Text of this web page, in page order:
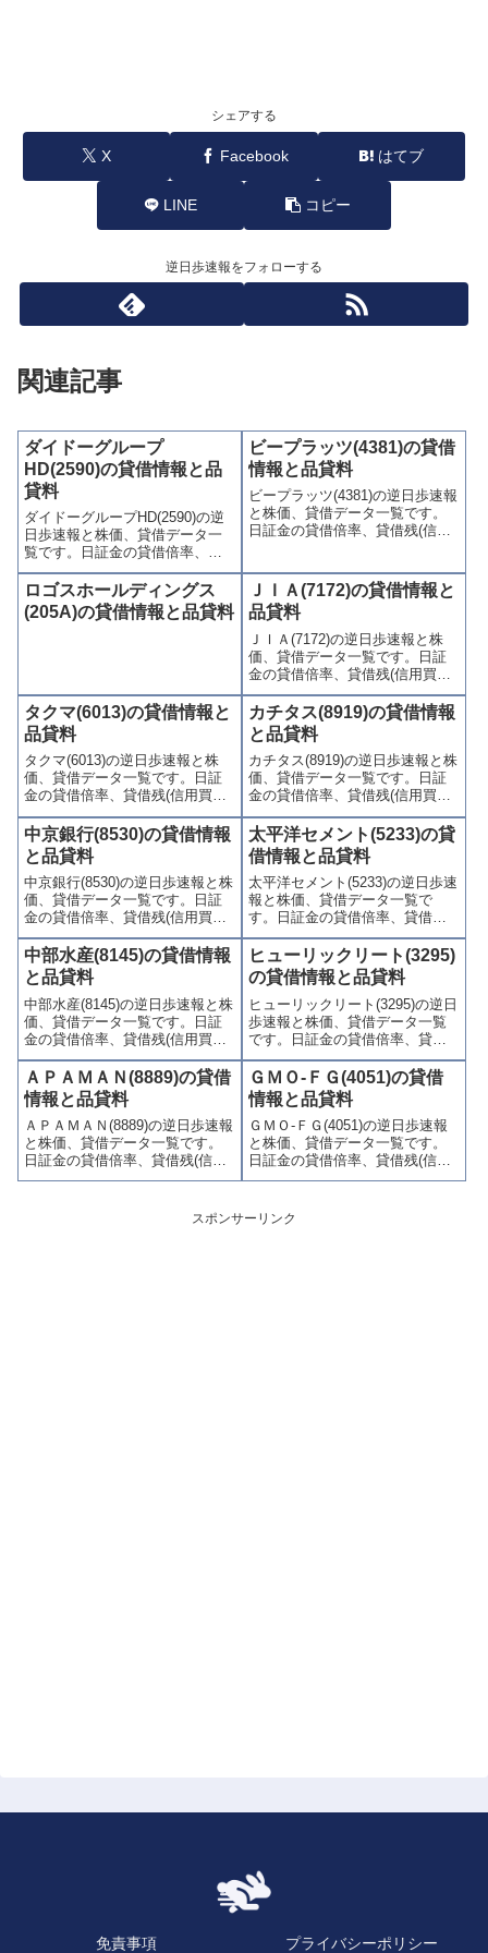
シェアする
X Facebook はてブ
LINE コピー
逆日歩速報をフォローする
関連記事
ダイドーグループ
HD(2590)の貸借情報と品
貸料
ダイドーグループHD(2590)の逆
日歩速報と株価、貸借データ一
覧です。日証金の貸借倍率、貸
借残(信用買残、信用売残)、品貸
料(逆日歩)、東証の週末残高、規
制(注意喚起・申込停止)など、空
売り関連情報を集計し、図解で
ビープラッツ(4381)の貸借
情報と品貸料
ビープラッツ(4381)の逆日歩速報
と株価、貸借データ一覧です。
日証金の貸借倍率、貸借残(信用
喚起・申込停止)など、空売り関
連情報を集計し、図解でわかり
やすくまとめて掲載していま
す。
ロゴスホールディングス
(205A)の貸借情報と品貸料
ＪＩＡ(7172)の貸借情報と
品貸料
ＪＩＡ(7172)の逆日歩速報と株
価、貸借データ一覧です。日証
金の貸借倍率、貸借残(信用買
残、信用売残)、品貸料(逆日
歩)、東証の週末残高、規制(注意
喚起・申込停止)など、空売り関
連情報を集計し、図解でわかり
やすくまとめて掲載していま
す。
タクマ(6013)の貸借情報と
品貸料
タクマ(6013)の逆日歩速報と株
価、貸借データ一覧です。日証
金の貸借倍率、貸借残(信用買
残、信用売残)、品貸料(逆日
歩)、東証の週末残高、規制(注意
喚起・申込停止)など、空売り関
連情報を集計し、図解でわかり
やすくまとめて掲載していま
す。
カチタス(8919)の貸借情報
と品貸料
カチタス(8919)の逆日歩速報と株
価、貸借データ一覧です。日証
金の貸借倍率、貸借残(信用買
残、信用売残)、品貸料(逆日
歩)、東証の週末残高、規制(注意
喚起・申込停止)など、空売り関
連情報を集計し、図解でわかり
やすくまとめて掲載していま
す。
中京銀行(8530)の貸借情報
と品貸料
中京銀行(8530)の逆日歩速報と株
価、貸借データ一覧です。日証
金の貸借倍率、貸借残(信用買
残、信用売残)、品貸料(逆日
歩)、東証の週末残高、規制(注意
喚起・申込停止)など、空売り関
連情報を集計し、図解でわかり
やすくまとめて掲載していま
す。
太平洋セメント(5233)の貸
借情報と品貸料
太平洋セメント(5233)の逆日歩速
報と株価、貸借データ一覧で
す。日証金の貸借倍率、貸借残
(信用買残、信用売残)、品貸料
(逆日歩)、東証の週末残高、規制
(注意喚起・申込停止)など、空売
り関連情報を集計し、図解でわ
かりやすくまとめて掲載してい
ます。
中部水産(8145)の貸借情報
と品貸料
中部水産(8145)の逆日歩速報と株
価、貸借データ一覧です。日証
金の貸借倍率、貸借残(信用買
残、信用売残)、品貸料(逆日
歩)、東証の週末残高、規制(注意
喚起・申込停止)など、空売り関
連情報を集計し、図解でわかり
やすくまとめて掲載していま
す。
ヒューリックリート(3295)
の貸借情報と品貸料
ヒューリックリート(3295)の逆日
歩速報と株価、貸借データ一覧
です。日証金の貸借倍率、貸借
残(信用買残、信用売残)、品貸料
(逆日歩)、東証の週末残高、規制
(注意喚起・申込停止)など、空売
り関連情報を集計し、図解でわ
かりやすくまとめて掲載してい
ます。
ＡＰＡＭＡＮ(8889)の貸借
情報と品貸料
ＡＰＡＭＡＮ(8889)の逆日歩速報
と株価、貸借データ一覧です。
日証金の貸借倍率、貸借残(信用
買残、信用売残)、品貸料(逆日
喚起・申込停止)など、空売り関
連情報を集計し、図解でわかり
ＧＭＯ-ＦＧ(4051)の貸借
情報と品貸料
ＧＭＯ-ＦＧ(4051)の逆日歩速報
と株価、貸借データ一覧です。
日証金の貸借倍率、貸借残(信用
買残、信用売残)、品貸料(逆日
喚起・申込停止)など、空売り関
連情報を集計し、図解でわかり
スポンサーリンク
免責事項 プライバシーポリシー